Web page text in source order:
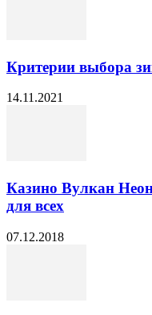
Критерии выбора
14.11.2021
Казино Вулкан
для всех
07.12.2018